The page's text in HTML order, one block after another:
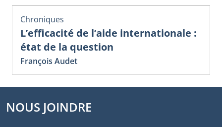
Chroniques
L’efficacité de l’aide internationale :
état de la question
François Audet
NOUS JOINDRE